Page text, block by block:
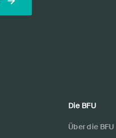
Die BFU
Über die BFU